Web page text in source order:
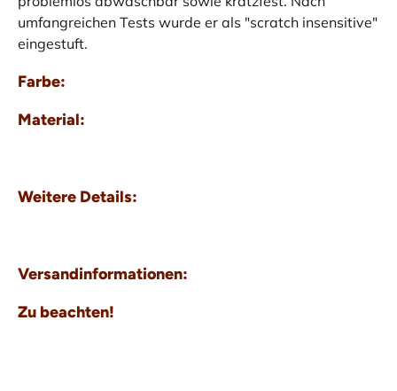
umfangreichen Tests wurde er als "scratch insensitive"
eingestuft.
Farbe:
Material:
Weitere Details:
Versandinformationen:
Zu beachten!